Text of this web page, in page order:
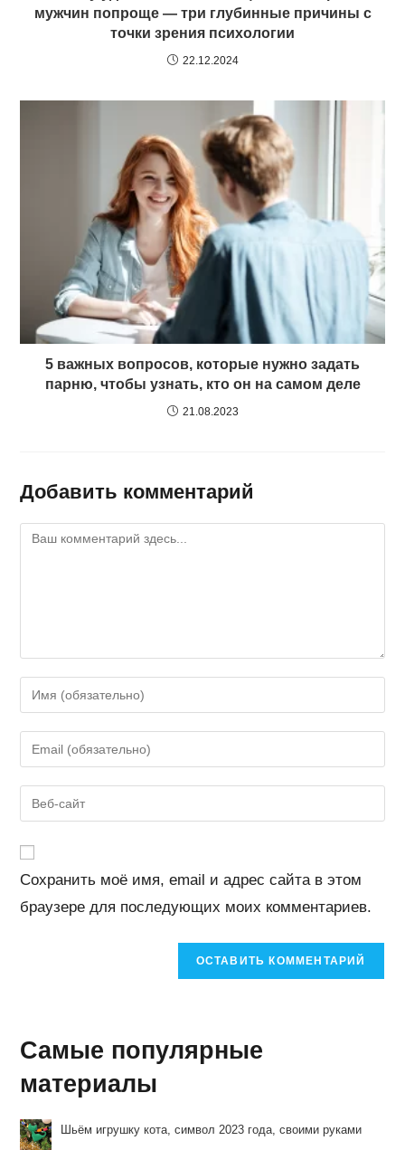
мужчин попроще — три глубинные причины с
точки зрения психологии
22.12.2024
5 важных вопросов, которые нужно задать
парню, чтобы узнать, кто он на самом деле
21.08.2023
Добавить комментарий
Комментарий
свое
имя
или
пользователя,
чтобы
прокомментировать
свой
email-
адрес,
URL
веб-
сайта
(необязательно)
Сохранить моё имя, email и адрес сайта в этом
браузере для последующих моих комментариев.
Самые популярные
материалы
Шьём игрушку кота, символ 2023 года, своими руками